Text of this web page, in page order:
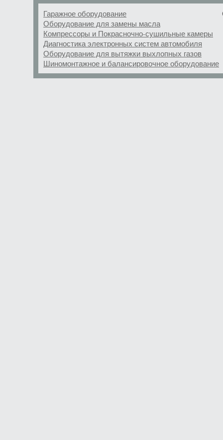
Гаражное оборудование
Оборудование для замены масла
Компрессоры и Покрасночно-сушильные камеры
Диагностика электронных систем автомобиля
Оборудование для вытяжки выхлопных газов
Шиномонтажное и балансировочное оборудование